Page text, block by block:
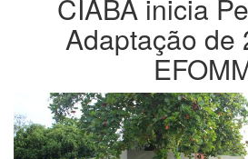
CIABA inicia
Adaptação de